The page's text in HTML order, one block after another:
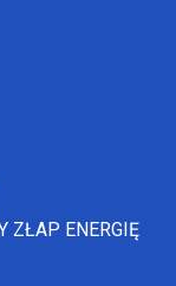
ZŁAP ENERGIĘ